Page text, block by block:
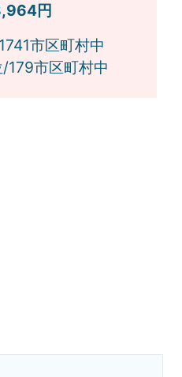
円
市区町村中
市区町村中